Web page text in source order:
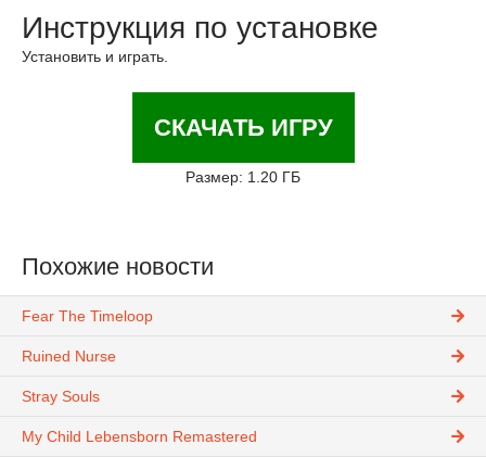
Инструкция по установке
Установить и играть.
СКАЧАТЬ ИГРУ
Размер: 1.20 ГБ
Похожие новости
Fear The Timeloop
Ruined Nurse
Stray Souls
My Child Lebensborn Remastered